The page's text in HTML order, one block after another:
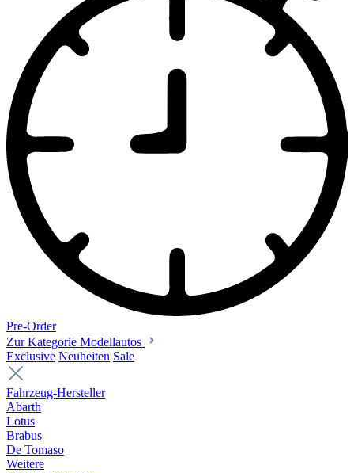
Pre-Order
Zur Kategorie Modellautos
Exclusive Neuheiten Sale
Fahrzeug-Hersteller
Abarth
Lotus
Brabus
De Tomaso
Weitere